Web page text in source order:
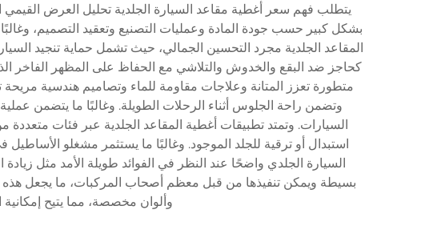
يتطلب فهم سعر أغطية مقاعد السيارة الجلدية تحليل العرض
بشكل كبير حسب جودة المادة وعمليات التصنيع وتعقيد التصميم،
المقاعد الجلدية مجرد التحسين الجمالي، حيث تشمل حماية تنجيد
كحاجز ضد البقع والخدوش والتلاشي مع الحفاظ على المظهر الفاخر
متطورة تعزز المتانة وعلاجات مقاومة للماء وتصاميم هندسية مريحة
وتضمن راحة الجلوس أثناء الرحلات الطويلة. وغالبًا ما يتضمن
السيارات. وتمتد تطبيقات أغطية المقاعد الجلدية عبر فئات
استبدال أو ترقية للجلد الموجود. وغالبًا ما يستثمر مشغلو
السيارة الجلدي واضحًا عند النظر في الفوائد طويلة الأمد مثل
بسيطة ويمكن تنفيذها من قبل معظم أصحاب المركبات، ما يجعل هذه
وألوان مخصصة، مما يتيح